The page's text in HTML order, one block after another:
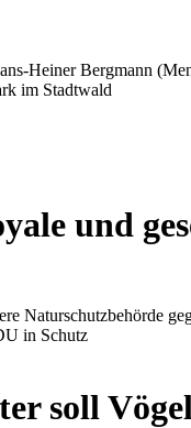
Heiner Bergmann
im Stadtwald
und
Naturschutzbehörde
in Schutz
soll